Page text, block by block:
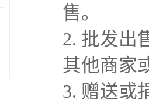
售。
2. 批发出
其他商家
3. 赠送或